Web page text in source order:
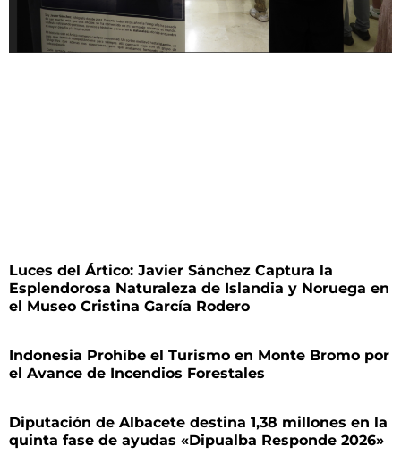
Luces del Ártico: Javier Sánchez Captura la
Esplendorosa Naturaleza de Islandia y Noruega en
el Museo Cristina García Rodero
Indonesia Prohíbe el Turismo en Monte Bromo por
el Avance de Incendios Forestales
Diputación de Albacete destina 1,38 millones en la
quinta fase de ayudas «Dipualba Responde 2026»